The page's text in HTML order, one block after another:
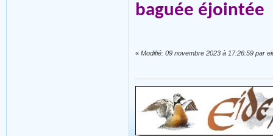
baguée éjointée
« Modifié: 09 novembre 2023 à 17:26:59 par